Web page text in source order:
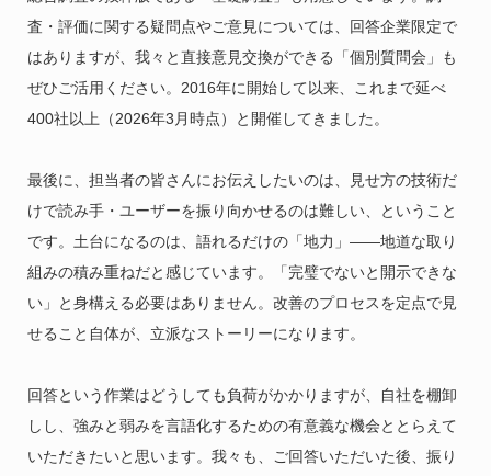
査・評価に関する疑問点やご意見については、回答企業限定で
はありますが、我々と直接意見交換ができる「個別質問会」も
ぜひご活用ください。2016年に開始して以来、これまで延べ
400社以上（2026年3月時点）と開催してきました。
最後に、担当者の皆さんにお伝えしたいのは、見せ方の技術だ
けで読み手・ユーザーを振り向かせるのは難しい、ということ
です。土台になるのは、語れるだけの「地力」――地道な取り
組みの積み重ねだと感じています。「完璧でないと開示できな
い」と身構える必要はありません。改善のプロセスを定点で見
せること自体が、立派なストーリーになります。
回答という作業はどうしても負荷がかかりますが、自社を棚卸
しし、強みと弱みを言語化するための有意義な機会ととらえて
いただきたいと思います。我々も、ご回答いただいた後、振り